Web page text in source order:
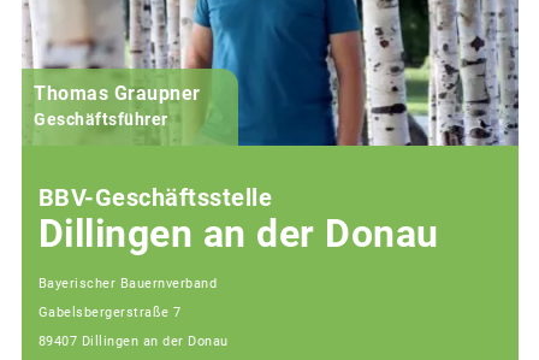
Thomas Graupner
Geschäftsführer
BBV-Geschäftsstelle
Dillingen an der Donau
Bayerischer Bauernverband
Gabelsbergerstraße 7
89407 Dillingen an der Donau